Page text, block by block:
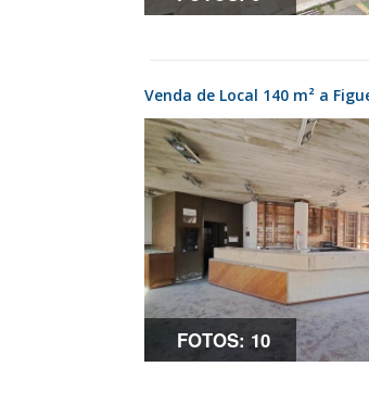
Venda de Local 140 m² a
FOTOS: 10